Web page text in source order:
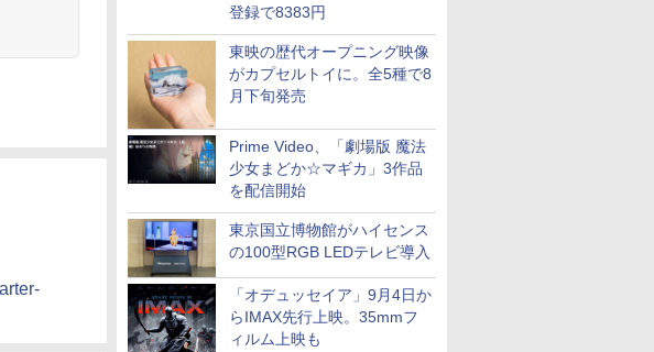
登録で8383円
東映の歴代オープニング映像
がカプセルトイに。全5種で8
月下旬発売
Prime Video、「劇場版 魔法
少女まどか☆マギカ」3作品
を配信開始
東京国立博物館がハイセンス
の100型RGB LEDテレビ導入
「オデュッセイア」9月4日か
らIMAX先行上映。35mmフ
ィルム上映も